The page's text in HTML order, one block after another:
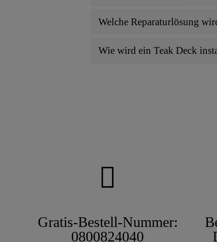
Welche Reparaturlösung
Wie wird ein Teak Deck
Gratis-Bestell-Nummer:
0800824040